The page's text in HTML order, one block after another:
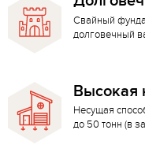
Свайный
долговечный
Высокая
Несущая
до 50 тонн (в